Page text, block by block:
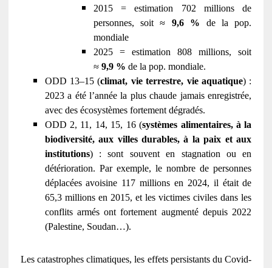
2015 = estimation 702 millions de
personnes, soit ≈ 9,6 % de la pop.
mondiale
2025 = estimation 808 millions, soit
≈ 9,9 % de la pop. mondiale.
ODD 13–15 (climat, vie terrestre, vie aquatique) :
2023 a été l’année la plus chaude jamais enregistrée,
avec des écosystèmes fortement dégradés.
ODD 2, 11, 14, 15, 16 (systèmes alimentaires, à la
biodiversité, aux villes durables, à la paix et aux
institutions) : sont souvent en stagnation ou en
détérioration. Par exemple, le nombre de personnes
déplacées avoisine 117 millions en 2024, il était de
65,3 millions en 2015, et les victimes civiles dans les
conflits armés ont fortement augmenté depuis 2022
(Palestine, Soudan…).
Les catastrophes climatiques, les effets persistants du Covid-